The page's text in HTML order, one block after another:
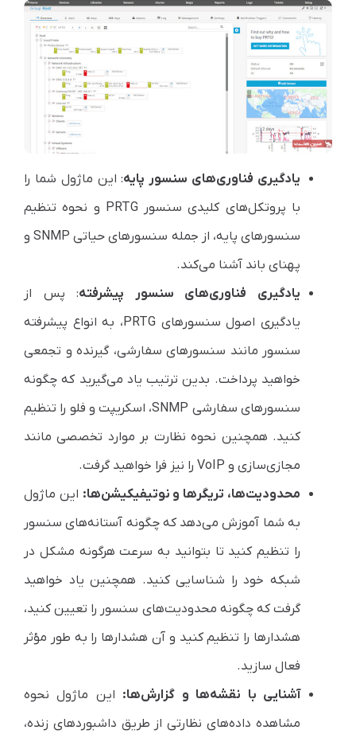
یادگیری فناوری‌های سنسور پایه: این ماژول شما را
با پروتکل‌های کلیدی سنسور PRTG و نحوه تنظیم
سنسورهای پایه، از جمله سنسورهای حیاتی SNMP و
پهنای باند آشنا می‌کند.
یادگیری فناوری‌های سنسور پیشرفته: پس از
یادگیری اصول سنسورهای PRTG، به انواع پیشرفته
سنسور مانند سنسورهای سفارشی، گیرنده و تجمعی
خواهید پرداخت. بدین ترتیب یاد می‌گیرید که چگونه
سنسورهای سفارشی SNMP، اسکریپت و فلو را تنظیم
کنید. همچنین نحوه نظارت بر موارد تخصصی مانند
مجازی‌سازی و VoIP را نیز فرا خواهید گرفت.
محدودیت‌ها، تریگرها و نوتیفیکیشن‌ها: این ماژول
به شما آموزش می‌دهد که چگونه آستانه‌های سنسور
را تنظیم کنید تا بتوانید به سرعت هرگونه مشکل در
شبکه خود را شناسایی کنید. همچنین یاد خواهید
گرفت که چگونه محدودیت‌های سنسور را تعیین کنید،
هشدارها را تنظیم کنید و آن هشدارها را به طور مؤثر
فعال سازید.
آشنایی با نقشه‌ها و گزارش‌ها: این ماژول نحوه
مشاهده داده‌های نظارتی از طریق داشبوردهای زنده،